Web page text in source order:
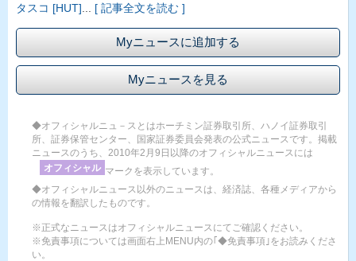
タスコ [HUT] [ 記事全文を読む ]
Myニュースに追加する
Myニュースを見る
◆オフィシャルニュ－スとはホーチミン証券取引所、ハノイ証券取引
所、証券保管センター、国家証券委員会発表の公式ニュースです。掲載
ニュースのうち、2010年2月9日以降のオフィシャルニュースには
オフィシャル マークを表示しています。
◆オフィシャルニュース以外のニュースは、経済誌、各種メディアから
の情報を翻訳したものです。
※正式なニュースはオフィシャルニュースにてご確認ください。
※免責事項については画面右上MENU内の｢◆免責事項｣をお読みくださ
い。